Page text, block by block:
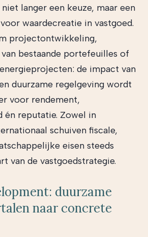
langer een keuze, maar een
waardecreatie in vastgoed.
projectontwikkeling,
bestaande portefeuilles of
de impact van
duurzame regelgeving wordt
voor rendement,
én reputatie. Zowel in
schuiven fiscale,
eisen steeds
van de vastgoedstrategie.
duurzame
naar concrete